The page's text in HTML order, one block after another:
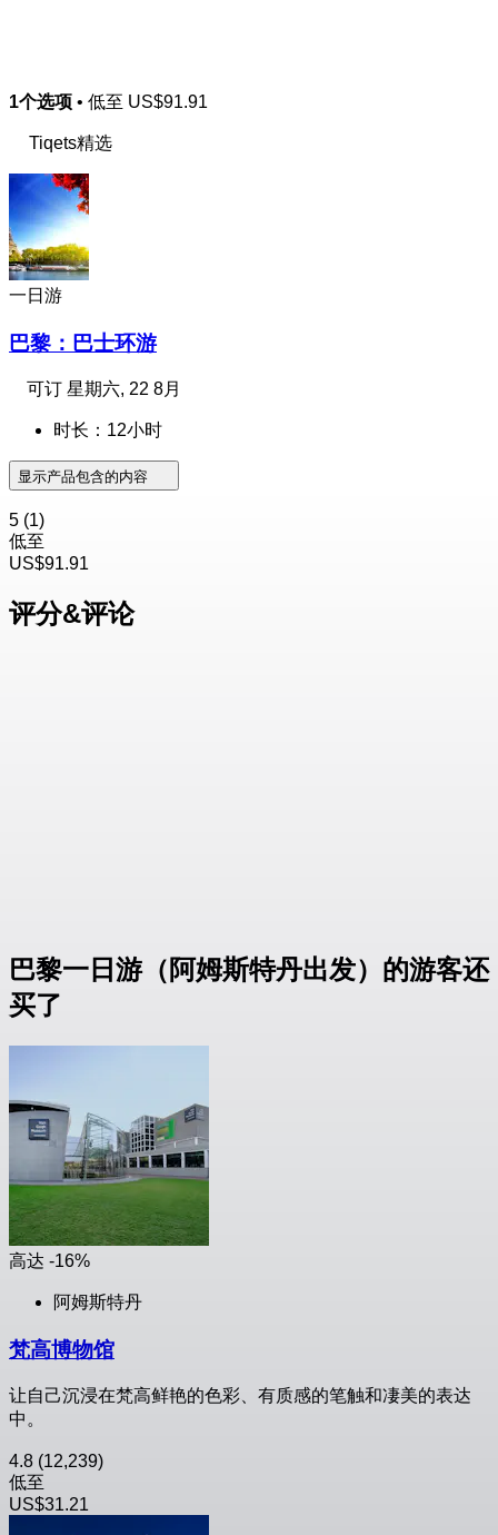
1个选项 • 低至 US$91.91
Tiqets精选
一日游
巴黎：巴士环游
可订 星期六, 22 8月
时长：12小时
显示产品包含的内容
5 (1)
低至
US$91.91
评分&评论
巴黎一日游（阿姆斯特丹出发）的游客还
买了
高达 -16%
阿姆斯特丹
梵高博物馆
让自己沉浸在梵高鲜艳的色彩、有质感的笔触和凄美的表达
中。
4.8 (12,239)
低至
US$31.21